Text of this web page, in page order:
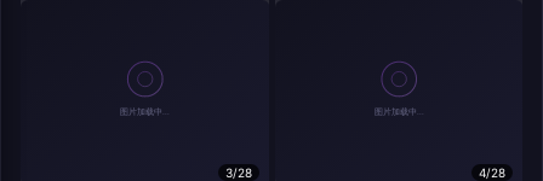
3/28 4/28